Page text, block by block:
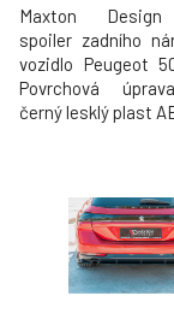
Maxton
spoiler zadního
vozidlo Peugeot
Povrchová
černý lesklý plast